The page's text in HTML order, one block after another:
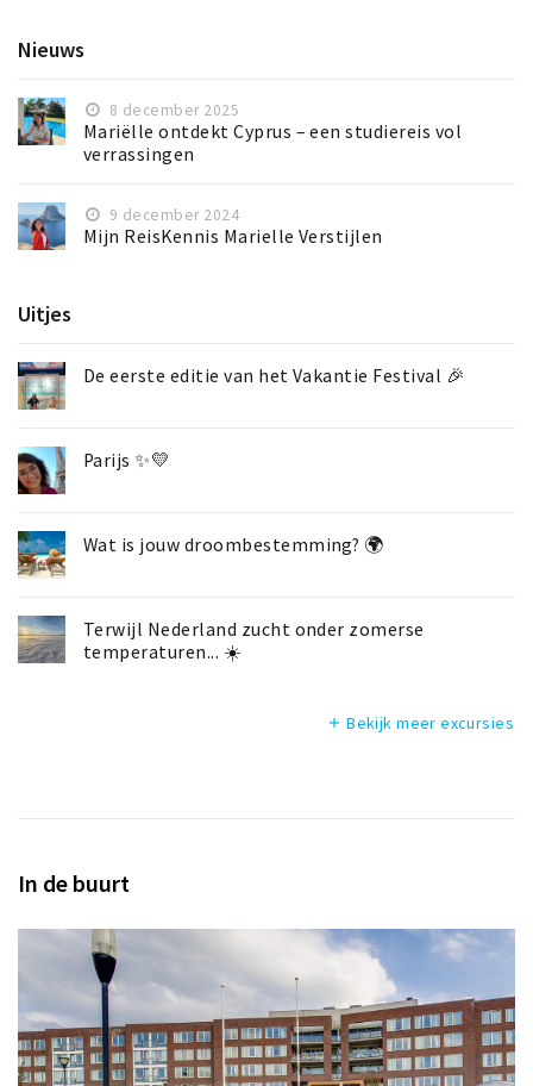
Nieuws
8 december 2025
Mariëlle ontdekt Cyprus – een studiereis vol
verrassingen
9 december 2024
Mijn ReisKennis Marielle Verstijlen
Uitjes
De eerste editie van het Vakantie Festival 🎉
Parijs ✨💛
Wat is jouw droombestemming? 🌍
Terwijl Nederland zucht onder zomerse
temperaturen... ☀️
add Bekijk meer excursies
In de buurt